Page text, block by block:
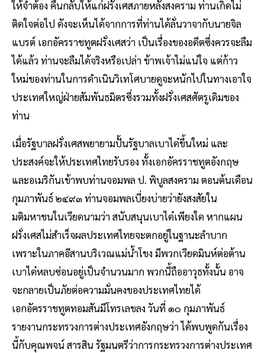
ให้จำต้อง คืนกลับให้แก่ฝรั่งเศสภายหลังสงคราม ท่านเกิดไม่
ติดใจต่อไป ดังจะเห็นได้จากการที่ท่านได้ลั่นวาจากับนายจิล
แบรต์ เอกอัครราชทูตฝรั่งเศสว่า เป็นเรื่องของอดีตซึ่งควรจะลืม
ได้แล้ว ท่านจะลืมได้จริงหรือเปล่า ข้าพเจ้าไม่แน่ใจ แต่ก้าว
ใหม่ของท่านในการดำเนินวิเทโศบายดูจะหนักไปในทางเอาใจ
ประเทศใหญ่ฝ่ายสัมพันธมิตรซึ่งรวมทั้งฝรั่งเศสศัตรูเดิมของ
ท่าน
เมื่อรัฐบาลฝรั่งเศสพยายามปั้นรัฐบาลเบาได๋ขึ้นใหม่ และ
ประสงค์จะให้ประเทศไทยรับรอง ทั้งเอกอัครราชทูตอังกฤษ
และอเมริกันเข้าพบท่านจอมพล ป. พิบูลสงคราม ตอนต้นเดือน
กุมภาพันธ์ ๒๔๙๓ ท่านจอมพลเบี่ยงบ่ายว่ายังสงสัยใน
มติมหาชนในเวียดนามว่า สนับสนุนเบาได๋เพียงใด หากแผน
ฝรั่งเศสไม่สำเร็จผลประเทศไทยจะตกอยู่ในฐานะลำบาก
เพราะในภาคอีสานบริเวณแม่น้ำโขง มีพวกเวียดมินห์ต่อต้าน
เบาได๋หลบซ่อนอยู่เป็นจำนวนมาก พวกนี้ถืออาวุธทั้งนั้น อาจ
จะกลายเป็นภัยต่อความมั่นคงของประเทศไทยได้
เอกอัครราชทูตทอมสันมีโทรเลขลง วันที่ ๑๐ กุมภาพันธ์
รายงานกระทรวงการต่างประเทศอังกฤษว่า ได้พบพูดกันเรื่อง
นี้กับคุณพจน์ สารสิน รัฐมนตรีว่าการกระทรวงการต่างประเทศ